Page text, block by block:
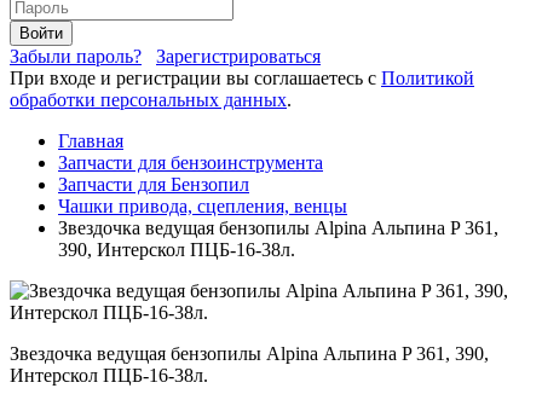
Войти
Забыли пароль?
Зарегистрироваться
При входе и регистрации вы соглашаетесь с Политикой
обработки персональных данных.
Главная
Запчасти для бензоинструмента
Запчасти для Бензопил
Чашки привода, сцепления, венцы
Звездочка ведущая бензопилы Alpina Альпина P 361,
390, Интерскол ПЦБ-16-38л.
Звездочка ведущая бензопилы Alpina Альпина P 361, 390,
Интерскол ПЦБ-16-38л.